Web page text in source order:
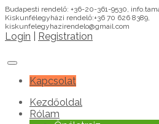
Budapesti rendelő: +36-20-361-9530,
Kiskunfélegyházi rendelő:+36 70 626 8389,
kiskunfelegyhazirendelo@gmail.com
Login Registration
Kapcsolat
Kezdőoldal
Rólam